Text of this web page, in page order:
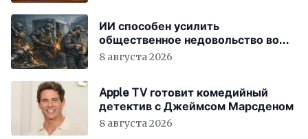
ИИ способен усилить
общественное недовольство во
всём мире
8 августа 2026
Apple TV готовит комедийный
детектив с Джеймсом Марсденом
8 августа 2026